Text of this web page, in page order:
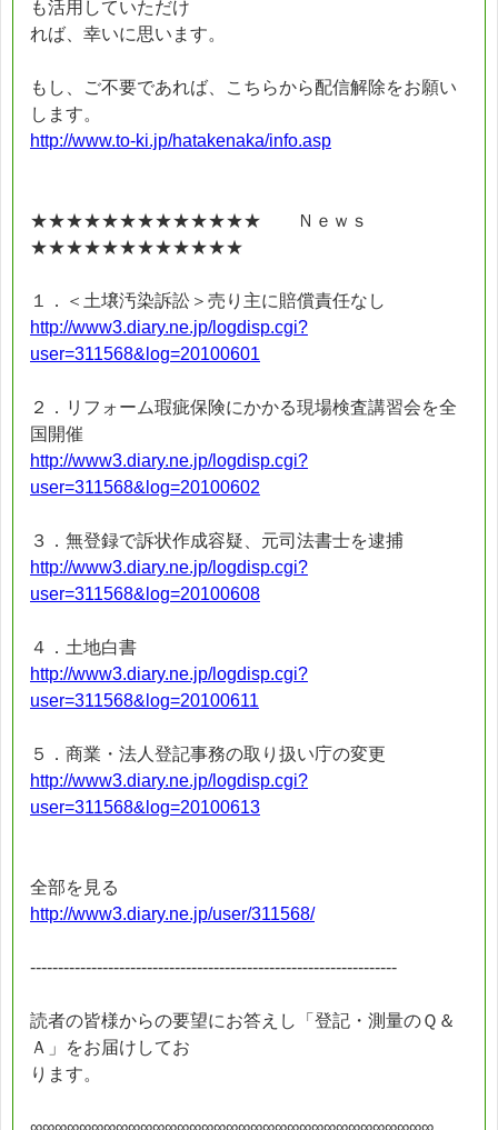
も活用していただけ
れば、幸いに思います。
もし、ご不要であれば、こちらから配信解除をお願い
します。
http://www.to-ki.jp/hatakenaka/info.asp
★★★★★★★★★★★★★ Ｎｅｗｓ
★★★★★★★★★★★★
１．＜土壌汚染訴訟＞売り主に賠償責任なし
http://www3.diary.ne.jp/logdisp.cgi?
user=311568&log=20100601
２．リフォーム瑕疵保険にかかる現場検査講習会を全
国開催
http://www3.diary.ne.jp/logdisp.cgi?
user=311568&log=20100602
３．無登録で訴状作成容疑、元司法書士を逮捕
http://www3.diary.ne.jp/logdisp.cgi?
user=311568&log=20100608
４．土地白書
http://www3.diary.ne.jp/logdisp.cgi?
user=311568&log=20100611
５．商業・法人登記事務の取り扱い庁の変更
http://www3.diary.ne.jp/logdisp.cgi?
user=311568&log=20100613
全部を見る
http://www3.diary.ne.jp/user/311568/
------------------------------------------------------------------
読者の皆様からの要望にお答えし「登記・測量のＱ＆
Ａ」をお届けしてお
ります。